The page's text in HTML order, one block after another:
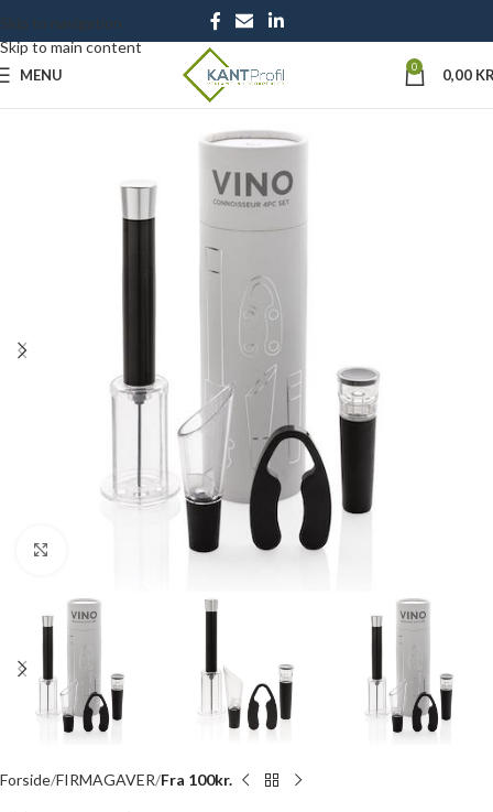
Skip to navigation
Skip to main content
MENU 0 0,00
Forside FIRMAGAVER Fra 100kr.